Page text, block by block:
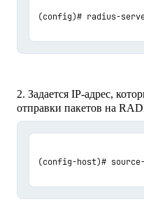
(config)# radius-
2. Задается IP-адрес,
отправки пакетов на
(config-host)#